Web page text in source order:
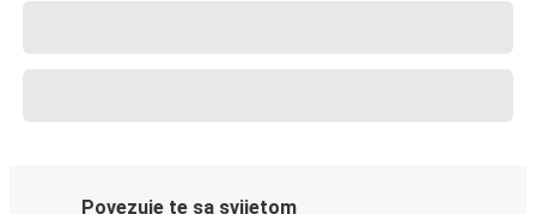
Povezuje te sa svijetom